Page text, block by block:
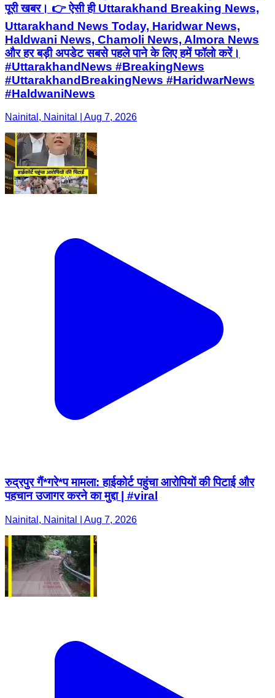
पूरी खबर। 👉 ऐसी ही Uttarakhand Breaking News,
Uttarakhand News Today, Haridwar News,
Haldwani News, Chamoli News, Almora News
और हर बड़ी अपडेट सबसे पहले पाने के लिए हमें फॉलो करें।
#UttarakhandNews #BreakingNews
#UttarakhandBreakingNews #HaridwarNews
#HaldwaniNews
Nainital, Nainital | Aug 7, 2026
रुद्रपुर गैं*गरे*प मामला: हाईकोर्ट पहुंचा आरोपियों की पिटाई और
पहचान उजागर करने का मुद्दा | #viral
Nainital, Nainital | Aug 7, 2026